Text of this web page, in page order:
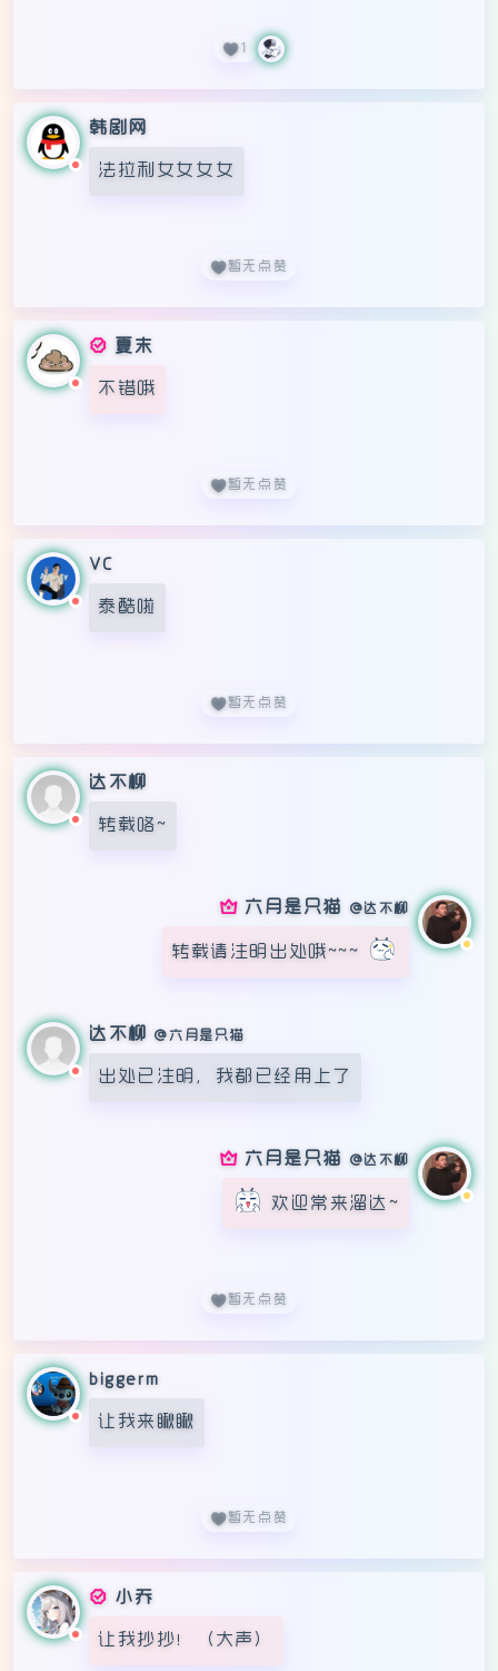
1
韩剧网
法拉利女女女女
暂无点赞
夏末
不错哦
暂无点赞
VC
泰酷啦
暂无点赞
达不柳
转载咯~
六月是只猫 达不柳
转载请注明出处哦~~~
达不柳 六月是只猫
出处已注明，我都已经用上了
六月是只猫 达不柳
欢迎常来溜达~
暂无点赞
biggerm
让我来瞅瞅
暂无点赞
小乔
让我抄抄！（大声）